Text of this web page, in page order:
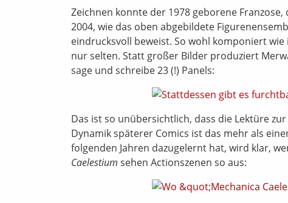
Zeichnen konnte der 1978 geborene
2004, wie das oben abgebildete
eindrucksvoll beweist. So wohl komponiert
nur selten. Statt großer Bilder produziert
sage und schreibe 23 (!) Panels:
Das ist so unübersichtlich, dass die Lektüre
Dynamik späterer Comics ist das mehr als
folgenden Jahren dazugelernt hat, wird klar,
Caelestium sehen Actionszenen so aus: